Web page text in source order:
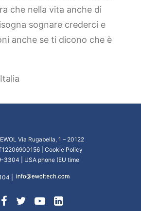
che nella vita anche di
sognare crederci e
anche se ti dicono che è
Via Rugabella, 1 – 20122
| Cookie Policy
3304 | USA phone (EU time
|